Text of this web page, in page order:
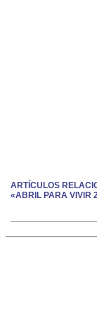
ARTÍCULOS
«ABRIL PARA VIVIR